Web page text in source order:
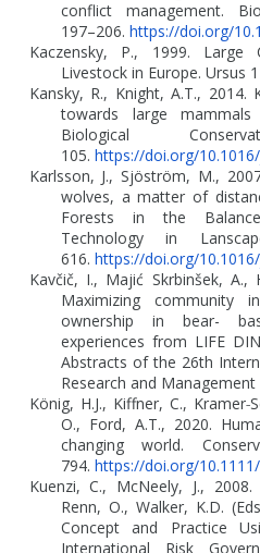
conflict management.
197–206. https://doi.org/
Kaczensky, P., 1999. Large
Livestock in Europe. Ursus
Kansky, R., Knight, A.T.,
towards large
Biological
105. https://doi.org/
Karlsson, J., Sjöström, M.,
wolves, a matter of
Forests in the
Technology in
616. https://doi.org/
Kavčič, I., Majić Skrbinšek, A.,
Maximizing community
ownership in bear-
experiences from LIFE
Abstracts of the 26th
Research and Management
König, H.J., Kiffner, C., Kramer‐
O., Ford, A.T., 2020.
changing world.
794. https://doi.org/
Kuenzi, C., McNeely, J.,
Renn, O., Walker, K.D.
Concept and Practice
International Risk